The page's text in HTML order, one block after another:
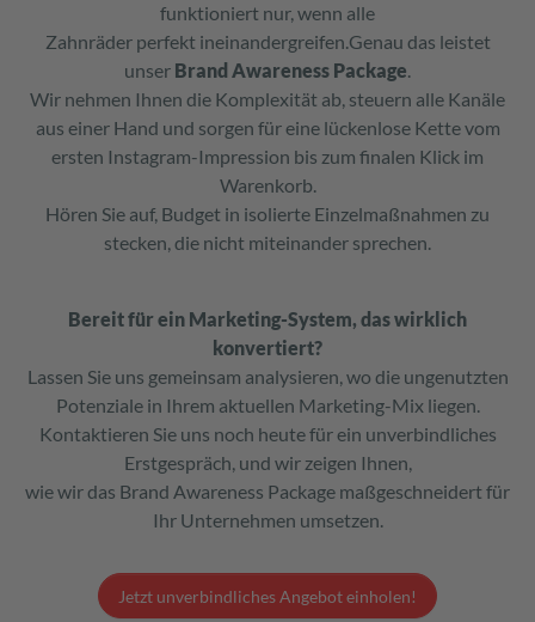
funktioniert nur, wenn alle
Zahnräder perfekt ineinandergreifen.Genau das leistet
unser Brand Awareness Package.
Wir nehmen Ihnen die Komplexität ab, steuern alle Kanäle
aus einer Hand und sorgen für eine lückenlose Kette vom
ersten Instagram-Impression bis zum finalen Klick im
Warenkorb.
Hören Sie auf, Budget in isolierte Einzelmaßnahmen zu
stecken, die nicht miteinander sprechen.
Bereit für ein Marketing-System, das wirklich
konvertiert?
Lassen Sie uns gemeinsam analysieren, wo die ungenutzten
Potenziale in Ihrem aktuellen Marketing-Mix liegen.
Kontaktieren Sie uns noch heute für ein unverbindliches
Erstgespräch, und wir zeigen Ihnen,
wie wir das Brand Awareness Package maßgeschneidert für
Ihr Unternehmen umsetzen.
Jetzt unverbindliches Angebot einholen!